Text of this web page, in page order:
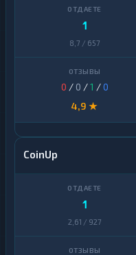
1
8,7 / 657
0 / 0 /1 /0
4,9 ★
CoinUp
1
2,61 / 927